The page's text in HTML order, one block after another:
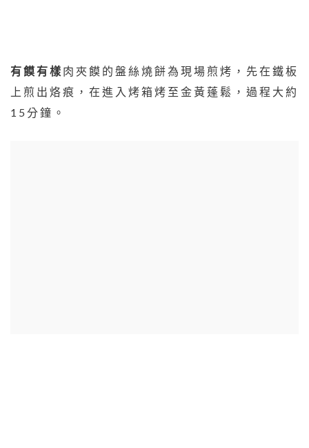
有饃有樣 肉夾饃的盤絲燒餅為現場煎烤，先在鐵板
上煎出烙痕，在進入烤箱烤至金黃蓬鬆，過程大約
15分鐘。